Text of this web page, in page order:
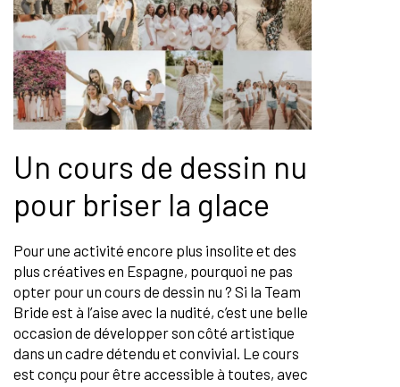
Un cours de dessin nu
pour briser la glace
Pour une activité encore plus insolite et des
plus créatives en Espagne, pourquoi ne pas
opter pour un cours de dessin nu ? Si la Team
Bride est à l’aise avec la nudité, c’est une belle
occasion de développer son côté artistique
dans un cadre détendu et convivial. Le cours
est conçu pour être accessible à toutes, avec